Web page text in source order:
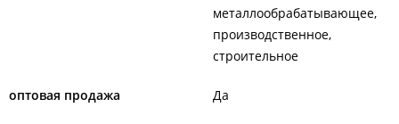
металлообрабатывающее
производственное
строительное
оптовая продажа Да